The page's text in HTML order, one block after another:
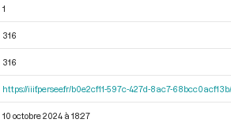
1
316
316
https://iiif.persee.fr/b0e2cf11-597c-427d-8ac7-
10 octobre 2024 à 18:27